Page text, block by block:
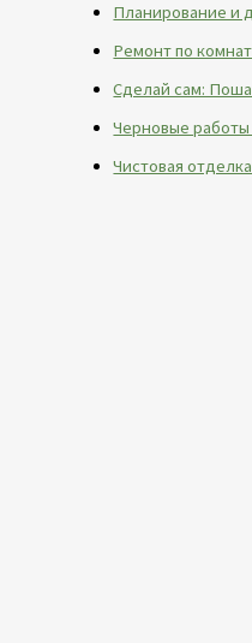
Планирование и
Ремонт по
Сделай сам:
Черновые
Чистовая отделка